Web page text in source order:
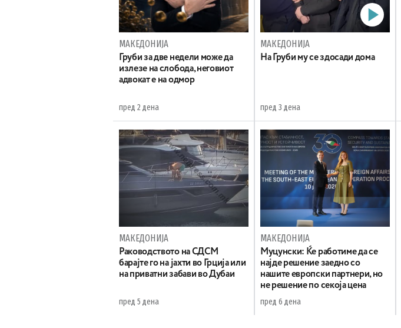
МАКЕДОНИЈА
Груби за две недели може да
излезе на слобода, неговиот
адвокат е на одмор
пред 2 дена
МАКЕДОНИЈА
На Груби му се здосади дома
пред 3 дена
МАКЕДОНИЈА
Раководството на СДСМ
барајте го на јахти во Грција или
на приватни забави во Дубаи
пред 5 дена
МАКЕДОНИЈА
Муцунски: Ќе работиме да се
најде решение заедно со
нашите европски партнери, но
не решение по секоја цена
пред 6 дена